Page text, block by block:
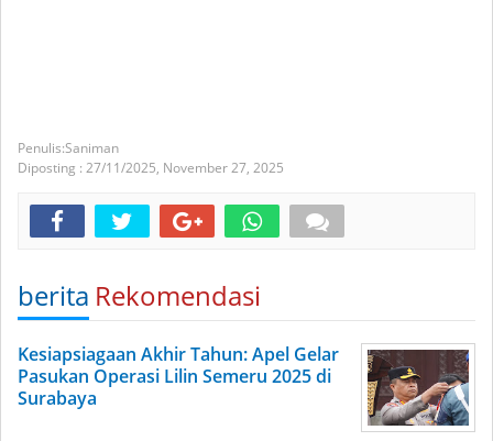
Saniman
Diposting : 27/11/2025, November 27, 2025
berita Rekomendasi
Kesiapsiagaan Akhir Tahun: Apel Gelar
Pasukan Operasi Lilin Semeru 2025 di
Surabaya